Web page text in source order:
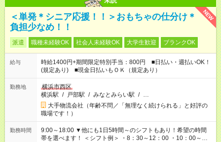
NEW
＜単発＊シニア応援！！＞おもちゃの仕分け＊
負担少なめ！！
派遣 職種未経験OK 社会人未経験OK 大学生歓迎 ブランクOK
給与
時給1400円+期間限定特別手当：800円 ■日払い・週払いOK！
(規定あり) ■現金日払いもＯＫ（規定あり）
勤務地
横浜市西区
横浜駅 / 戸部駅 / みなとみらい駅 / …
大手物流会社（年齢不問／「無理なく続けられる」と好評の
職場です！）
勤務時間
9:00～18:00 ▼他にも1日5時間～のシフトもあり！希望の時間
帯を選べます！ ＜シフト例＞ ・8：30～12：00 ・10：00～